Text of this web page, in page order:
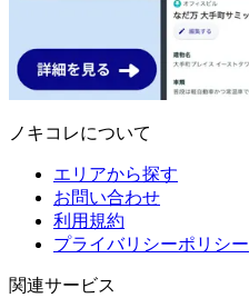
ノキコレについて
エリアから探す
お問い合わせ
利用規約
プライバリシーポリシー
関連サービス